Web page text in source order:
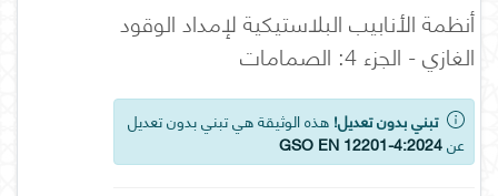
أنظمة الأنابيب البلاستيكية لإمداد الوقود
الغازي - الجزء 4: الصمامات
تبني بدون تعديل! هذه الوثيقة هي تبني بدون تعديل
عنGSO EN 12201-4:2024